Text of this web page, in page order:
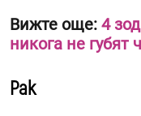
Вижте още: 4
никога не губят
Рак